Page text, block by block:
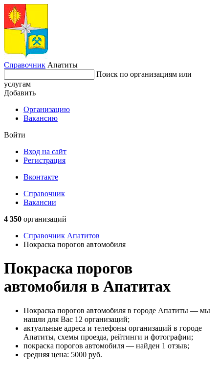
Справочник Апатиты
Поиск по организациям или
услугам
Добавить
Организацию
Вакансию
Войти
Вход на сайт
Регистрация
Вконтакте
Справочник
Вакансии
4 350 организаций
Справочник Апатитов
Покраска порогов автомобиля
Покраска порогов
автомобиля в Апатитах
Покраска порогов автомобиля в городе Апатиты — мы
нашли для Вас 12 организаций;
актуальные адреса и телефоны организаций в городе
Апатиты, схемы проезда, рейтинги и фотографии;
покраска порогов автомобиля — найден 1 отзыв;
cредняя цена: 5000 руб.